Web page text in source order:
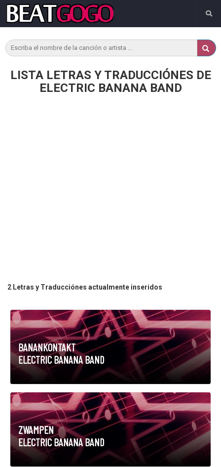
LISTA LETRAS Y TRADUCCIÓNES DE
ELECTRIC BANANA BAND
2 Letras y Traducciónes actualmente inseridos
BANANKONTAKT
ELECTRIC BANANA BAND
ZWAMPEN
ELECTRIC BANANA BAND